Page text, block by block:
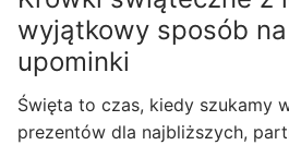
wyjątkowy sposób
upominki
Święta to czas, kiedy szukamy
prezentów dla najbliższych,